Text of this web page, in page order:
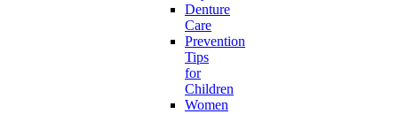
Denture
Care
Prevention
Tips
for
Children
Women